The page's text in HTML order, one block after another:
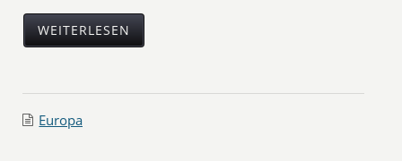
WEITERLESEN
Europa